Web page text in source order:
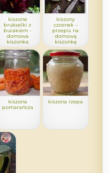
kiszone
brukselki z
burakiem -
domowa
kiszonka
kiszony
czosnek –
przepis na
domową
kiszonkę
kiszona
pomarańcza
kiszona rzepa